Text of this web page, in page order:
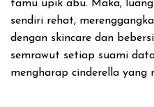
tamu upik abu. Maka,
sendiri rehat,
dengan skincare dan
semrawut setiap suami
mengharap cinderella yang